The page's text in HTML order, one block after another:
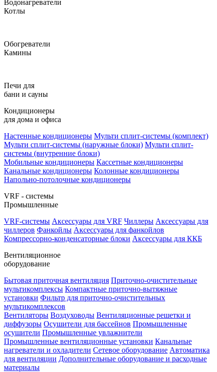
Водонагреватели
Котлы
Обогреватели
Камины
Печи для
бани и сауны
Кондиционеры
для дома и офиса
Настенные кондиционеры Мульти сплит-системы (комплект)
Мульти сплит-системы (наружные блоки) Мульти сплит-
системы (внутренние блоки)
Мобильные кондиционеры Кассетные кондиционеры
Канальные кондиционеры Колонные кондиционеры
Напольно-потолочные кондиционеры
VRF - системы
Промышленные
VRF-системы Аксессуары для VRF Чиллеры Аксессуары для
чиллеров Фанкойлы Аксессуары для фанкойлов
Компрессорно-конденсаторные блоки Аксессуары для ККБ
Вентиляционное
оборудование
Бытовая приточная вентиляция Приточно-очистительные
мультикомплексы Компактные приточно-вытяжные
установки Фильтр для приточно-очистительных
мультикомплексов
Вентиляторы Воздуховоды Вентиляционные решетки и
диффузоры Осушители для бассейнов Промышленные
осушители Промышленные увлажнители
Промышленные вентиляционные установки Канальные
нагреватели и охладители Сетевое оборудование Автоматика
для вентиляции Дополнительные оборудование и расходные
материалы